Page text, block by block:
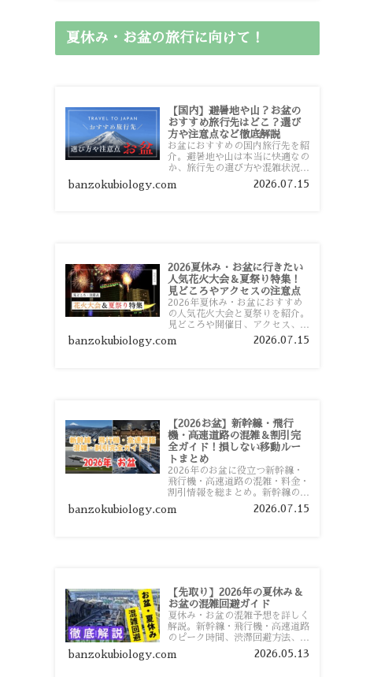
夏休み・お盆の旅行に向けて！
【国内】避暑地や山？お盆の
おすすめ旅行先はどこ？選び
方や注意点など徹底解説
お盆におすすめの国内旅行先を紹
介。避暑地や山は本当に快適なの
か、旅行先の選び方や混雑状況、
注意点、比較的混雑を避けやすい
おすすめスポットまで旅行前に役
banzokubiology.com 2026.07.15
2026夏休み・お盆に行きたい
人気花火大会＆夏祭り特集！
見どころやアクセスの注意点
2026年夏休み・お盆におすすめ
の人気花火大会と夏祭りを紹介。
見どころや開催日、アクセス、混
雑対策、旅行前に知っておきたい
注意点をわかりやすく解説しま
banzokubiology.com 2026.07.15
【2026お盆】新幹線・飛行
機・高速道路の混雑＆割引完
全ガイド！損しない移動ルー
トまとめ
2026年のお盆に役立つ新幹線・
飛行機・高速道路の混雑・料金・
割引情報を総まとめ。新幹線の予
約や最繁忙期料金、飛行機を安く
予約するコツ、高速道路の休日割
banzokubiology.com 2026.07.15
【先取り】2026年の夏休み＆
お盆の混雑回避ガイド
夏休み・お盆の混雑予想を詳しく
解説。新幹線・飛行機・高速道路
のピーク時間、渋滞回避方法、混
雑しやすい観光地、交通手段別の
特徴まで旅行者向けに分かりやす
banzokubiology.com 2026.05.13